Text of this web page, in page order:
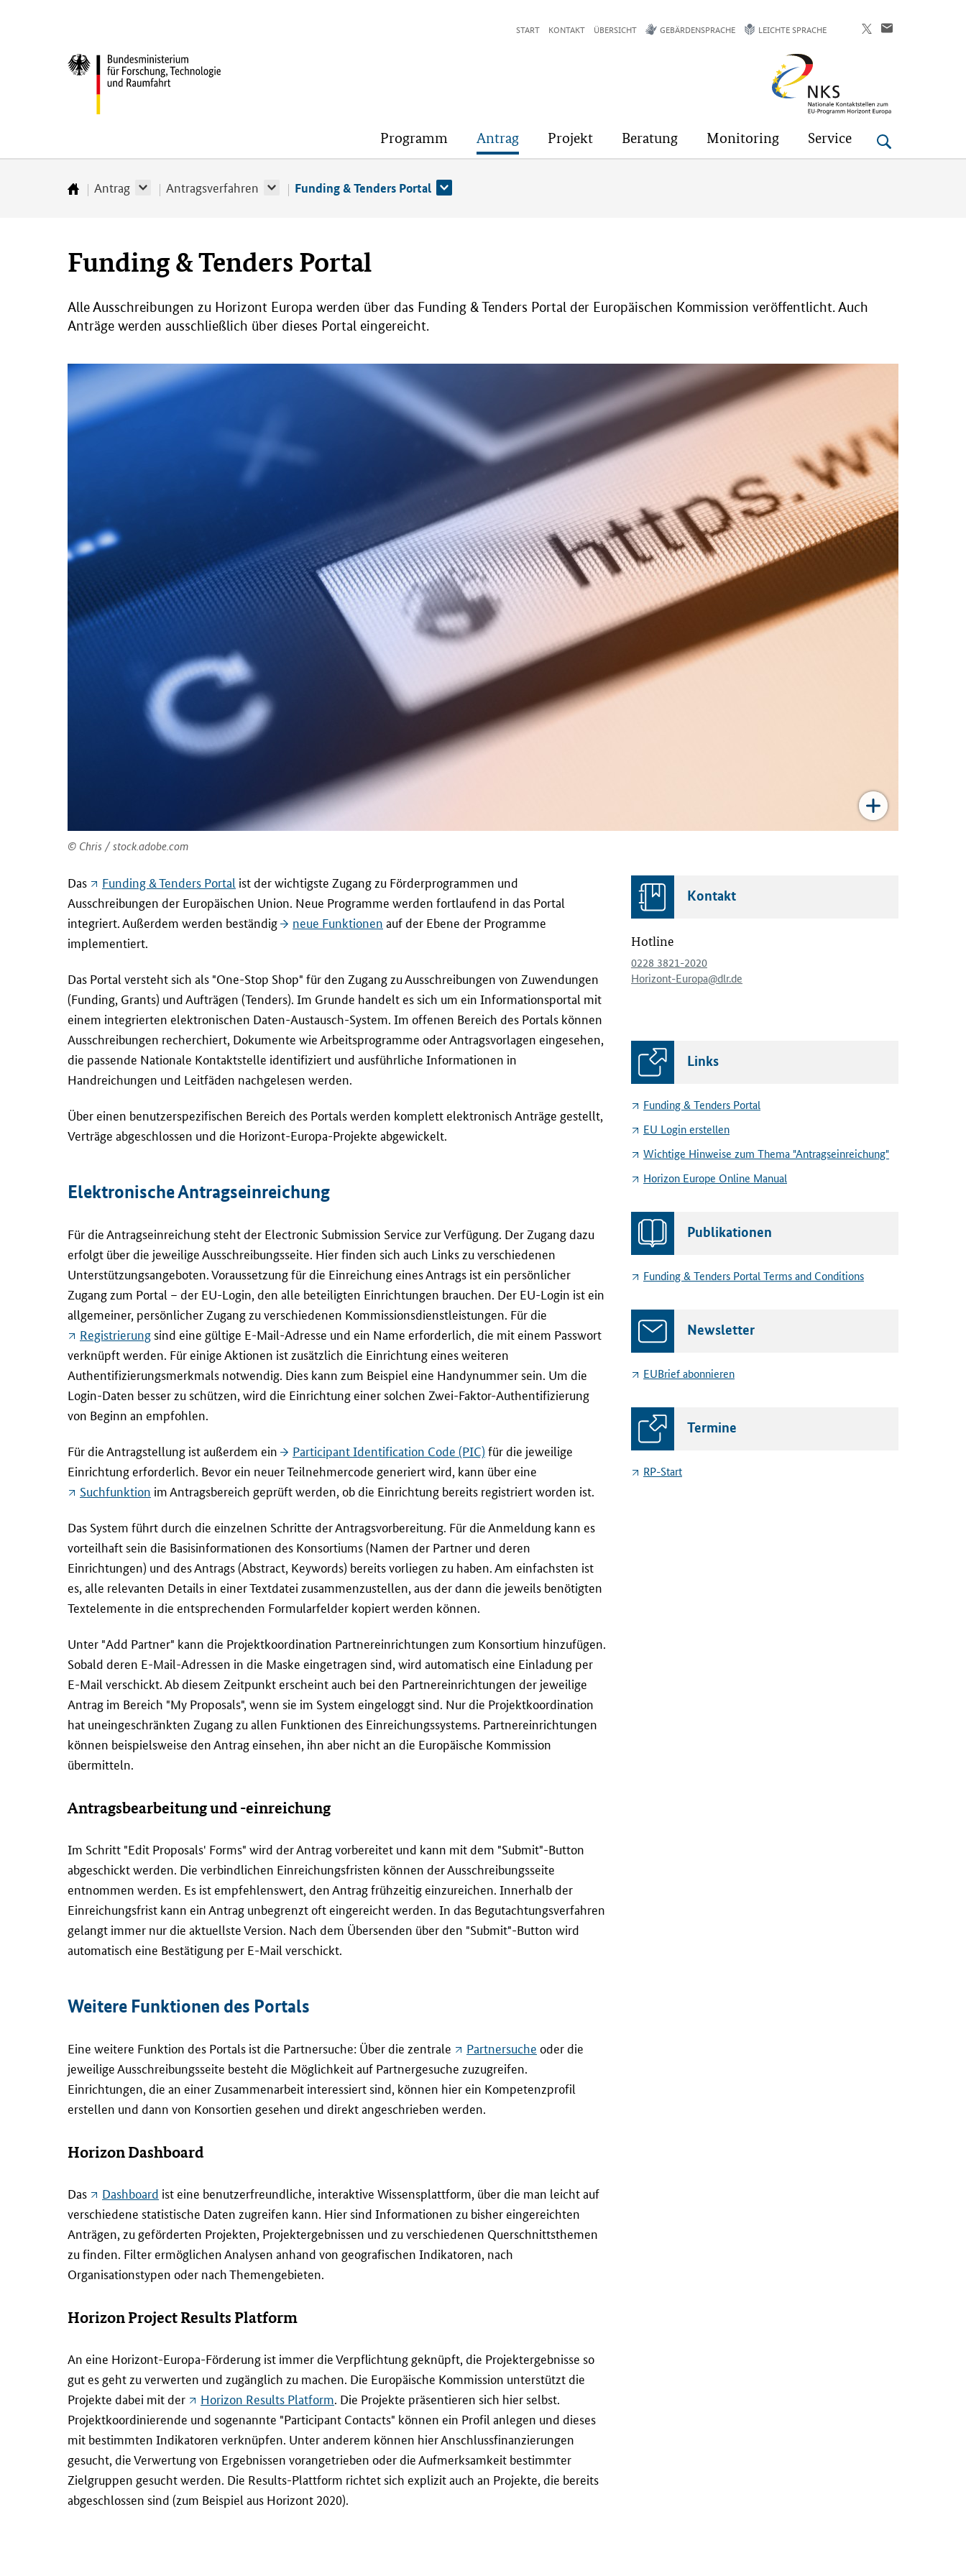
(Eingabetaste)
(Eingabetaste)
(Eingabetaste)
START KONTAKT ÜBERSICHT GEBÄRDENSPRACHE LEICHTE SPRACHE
Bundesministerium
und
Raumfahrt
Horizont
Europa
Programm Antrag Projekt Beratung Monitoring Service
Startseite
Antrag Antragsverfahren Funding & Tenders Portal
Funding & Tenders Portal
Alle Ausschreibungen zu Horizont Europa werden über das Funding & Tenders Portal der Europäischen Kommission veröffentlicht. Auch
Anträge werden ausschließlich über dieses Portal eingereicht.
Chris / stock.adobe.com
Das Funding & Tenders Portal ist der wichtigste Zugang zu Förderprogrammen und
Ausschreibungen der Europäischen Union. Neue Programme werden fortlaufend in das Portal
integriert. Außerdem werden beständig
neue Funktionen auf der Ebene der Programme
implementiert.
Das Portal versteht sich als "One-Stop Shop" für den Zugang zu Ausschreibungen von Zuwendungen
(Funding, Grants) und Aufträgen (Tenders). Im Grunde handelt es sich um ein Informationsportal mit
einem integrierten elektronischen Daten-Austausch-System. Im offenen Bereich des Portals können
Ausschreibungen recherchiert, Dokumente wie Arbeitsprogramme oder Antragsvorlagen eingesehen,
die passende Nationale Kontaktstelle identifiziert und ausführliche Informationen in
Handreichungen und Leitfäden nachgelesen werden.
Über einen benutzerspezifischen Bereich des Portals werden komplett elektronisch Anträge gestellt,
Verträge abgeschlossen und die Horizont-Europa-Projekte abgewickelt.
Elektronische Antragseinreichung
Für die Antragseinreichung steht der Electronic Submission Service zur Verfügung. Der Zugang dazu
erfolgt über die jeweilige Ausschreibungsseite. Hier finden sich auch Links zu verschiedenen
Unterstützungsangeboten. Voraussetzung für die Einreichung eines Antrags ist ein persönlicher
Zugang zum Portal – der EU-Login, den alle beteiligten Einrichtungen brauchen. Der EU-Login ist ein
allgemeiner, persönlicher Zugang zu verschiedenen Kommissionsdienstleistungen. Für die
Registrierungsind eine gültige E-Mail-Adresse und ein Name erforderlich, die mit einem Passwort
verknüpft werden. Für einige Aktionen ist zusätzlich die Einrichtung eines weiteren
Authentifizierungsmerkmals notwendig. Dies kann zum Beispiel eine Handynummer sein. Um die
Login-Daten besser zu schützen, wird die Einrichtung einer solchen Zwei-Faktor-Authentifizierung
von Beginn an empfohlen.
Für die Antragstellung ist außerdem ein Participant Identification Code (PIC) für die jeweilige
Einrichtung erforderlich. Bevor ein neuer Teilnehmercode generiert wird, kann über eine
Suchfunktion im Antragsbereich geprüft werden, ob die Einrichtung bereits registriert worden ist.
Das System führt durch die einzelnen Schritte der Antragsvorbereitung. Für die Anmeldung kann es
vorteilhaft sein die Basisinformationen des Konsortiums (Namen der Partner und deren
Einrichtungen) und des Antrags (Abstract, Keywords) bereits vorliegen zu haben. Am einfachsten ist
es, alle relevanten Details in einer Textdatei zusammenzustellen, aus der dann die jeweils benötigten
Textelemente in die entsprechenden Formularfelder kopiert werden können.
Unter "Add Partner" kann die Projektkoordination Partnereinrichtungen zum Konsortium hinzufügen.
Sobald deren E-Mail-Adressen in die Maske eingetragen sind, wird automatisch eine Einladung per
E-Mail verschickt. Ab diesem Zeitpunkt erscheint auch bei den Partnereinrichtungen der jeweilige
Antrag im Bereich "My Proposals", wenn sie im System eingeloggt sind. Nur die Projektkoordination
hat uneingeschränkten Zugang zu allen Funktionen des Einreichungssystems. Partnereinrichtungen
können beispielsweise den Antrag einsehen, ihn aber nicht an die Europäische Kommission
übermitteln.
Antragsbearbeitung und -einreichung
Im Schritt "Edit Proposals' Forms" wird der Antrag vorbereitet und kann mit dem "Submit"-Button
abgeschickt werden. Die verbindlichen Einreichungsfristen können der Ausschreibungsseite
entnommen werden. Es ist empfehlenswert, den Antrag frühzeitig einzureichen. Innerhalb der
Einreichungsfrist kann ein Antrag unbegrenzt oft eingereicht werden. In das Begutachtungsverfahren
gelangt immer nur die aktuellste Version. Nach dem Übersenden über den "Submit"-Button wird
automatisch eine Bestätigung per E-Mail verschickt.
Weitere Funktionen des Portals
Eine weitere Funktion des Portals ist die Partnersuche: Über die zentrale Partnersuche oder die
jeweilige Ausschreibungsseite besteht die Möglichkeit auf Partnergesuche zuzugreifen.
Einrichtungen, die an einer Zusammenarbeit interessiert sind, können hier ein Kompetenzprofil
erstellen und dann von Konsortien gesehen und direkt angeschrieben werden.
Horizon Dashboard
Das Dashboard ist eine benutzerfreundliche, interaktive Wissensplattform, über die man leicht auf
verschiedene statistische Daten zugreifen kann. Hier sind Informationen zu bisher eingereichten
Anträgen, zu geförderten Projekten, Projektergebnissen und zu verschiedenen Querschnittsthemen
zu finden. Filter ermöglichen Analysen anhand von geografischen Indikatoren, nach
Organisationstypen oder nach Themengebieten.
Horizon Project Results Platform
An eine Horizont-Europa-Förderung ist immer die Verpflichtung geknüpft, die Projektergebnisse so
gut es geht zu verwerten und zugänglich zu machen. Die Europäische Kommission unterstützt die
Projekte dabei mit der
Horizon Results Platform. Die Projekte präsentieren sich hier selbst.
Projektkoordinierende und sogenannte "Participant Contacts" können ein Profil anlegen und dieses
mit bestimmten Indikatoren verknüpfen. Unter anderem können hier Anschlussfinanzierungen
gesucht, die Verwertung von Ergebnissen vorangetrieben oder die Aufmerksamkeit bestimmter
Zielgruppen gesucht werden. Die Results-Plattform richtet sich explizit auch an Projekte, die bereits
abgeschlossen sind (zum Beispiel aus Horizont 2020).
Kontakt
Hotline
0228 3821-2020
Horizont-Europa@dlr.de
Links
Funding & Tenders Portal
EU Login erstellen
Wichtige Hinweise zum Thema "Antragseinreichung"
Horizon Europe Online Manual
Publikationen
Funding & Tenders Portal Terms and Conditions
Newsletter
EUBrief abonnieren
Termine
RP-Start